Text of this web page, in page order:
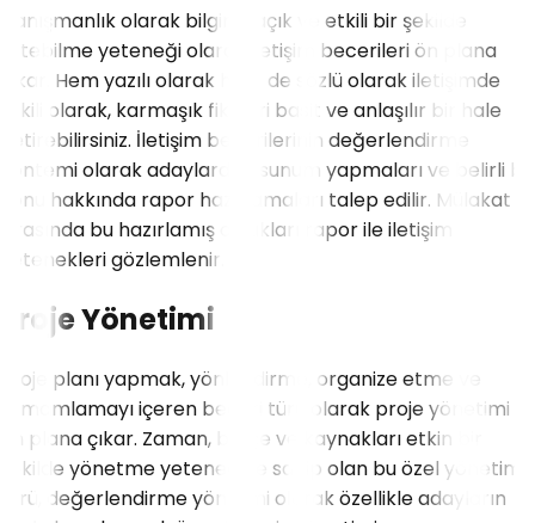
Danışmanlık olarak bilginin açık ve etkili bir şekilde
iletebilme yeteneği olarak iletişim becerileri ön plana
çıkar. Hem yazılı olarak hem de sözlü olarak iletişimde
etkili olarak, karmaşık fikirleri basit ve anlaşılır bir hale
getirebilirsiniz. İletişim becerilerinin değerlendirme
yöntemi olarak adaylardan sunum yapmaları ve belirli bir
konu hakkında rapor hazırlamaları talep edilir. Mülakat
sırasında bu hazırlamış oldukları rapor ile iletişim
yetenekleri gözlemlenir.
Proje Yönetimi
Proje planı yapmak, yönlendirme, organize etme ve
tamamlamayı içeren beceri türü olarak proje yönetimi
ön plana çıkar. Zaman, bütçe ve kaynakları etkin bir
şekilde yönetme yeteneğine sahip olan bu özel yönetim
türü, değerlendirme yöntemi olarak özellikle adayların